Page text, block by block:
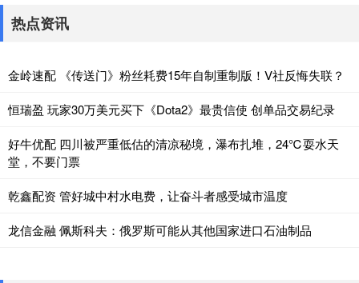
热点资讯
金岭速配 《传送门》粉丝耗费15年自制重制版！V社反悔失联？
恒瑞盈 玩家30万美元买下《Dota2》最贵信使 创单品交易纪录
好牛优配 四川被严重低估的清凉秘境，瀑布扎堆，24℃耍水天
堂，不要门票
乾鑫配资 管好城中村水电费，让奋斗者感受城市温度
龙信金融 佩斯科夫：俄罗斯可能从其他国家进口石油制品